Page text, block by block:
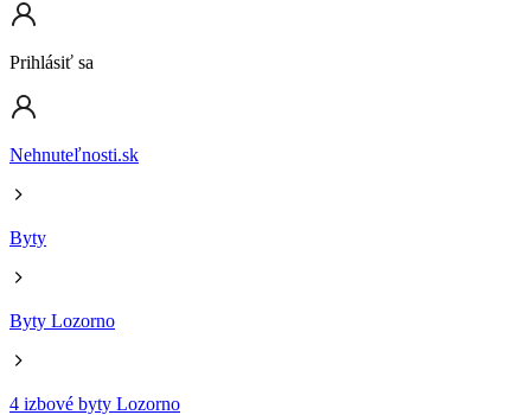
Prihlásiť sa
Nehnuteľnosti.sk
Byty
Byty Lozorno
4 izbové byty Lozorno